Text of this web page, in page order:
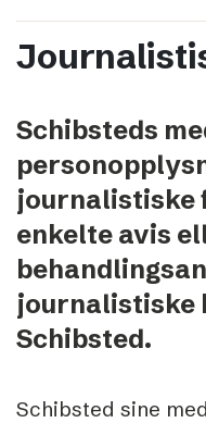
Our brands
Press & News
Contact
Schibsteds
journalistiske
enkelte avis
journalistiske
Schibsted.
Schibsted sine